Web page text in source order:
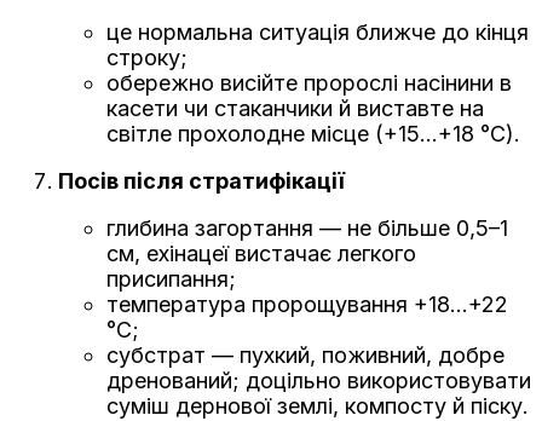
це нормальна ситуація ближче до кінця
строку;
обережно висійте пророслі насінини в
касети чи стаканчики й виставте на
світле прохолодне місце (+15…+18 °C).
Посів після стратифікації
глибина загортання — не більше 0,5–1
см, ехінацеї вистачає легкого
присипання;
температура пророщування +18…+22
°C;
субстрат — пухкий, поживний, добре
дренований; доцільно використовувати
суміш дернової землі, компосту й піску.